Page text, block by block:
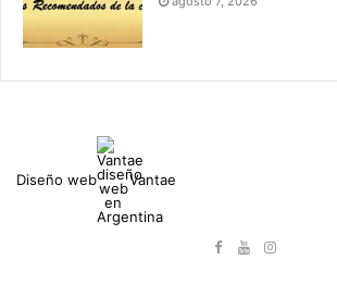
Diseño web Vantae